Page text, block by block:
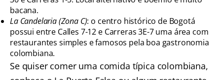
bacana.
La Candelaria (Zona C): o centro histórico de Bogotá
possui entre Calles 7-12 e Carreras 3E-7 uma área com
restaurantes simples e famosos pela boa gastronomia
colombiana.
Se quiser comer uma comida típica colombiana,